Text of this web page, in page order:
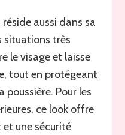
réside aussi dans sa
situations très
le visage et laisse
tout en protégeant
poussière. Pour les
ce look offre
une sécurité